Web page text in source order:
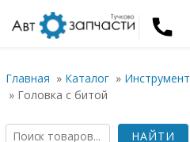
Главная » Каталог » Инструмент
» Головка с битой